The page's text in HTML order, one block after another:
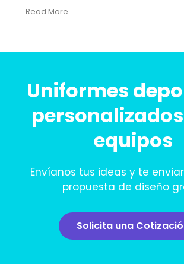
Read More
Uniformes
equipos
Envíanos tus ideas y te
propuesta de diseño
Solicita una